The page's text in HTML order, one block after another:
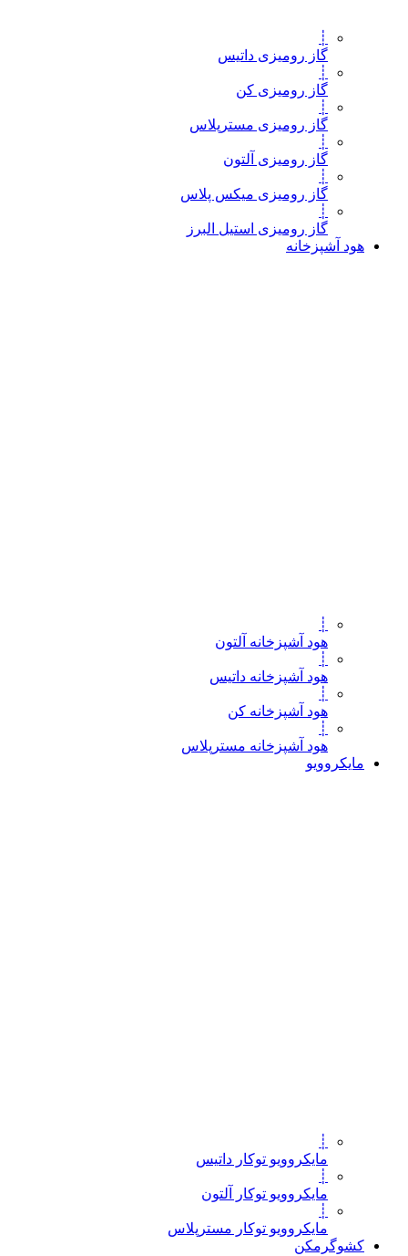
┊
گاز رومیزی داتیس
┊
گاز رومیزی کن
┊
گاز رومیزی مسترپلاس
┊
گاز رومیزی آلتون
┊
گاز رومیزی میکس پلاس
┊
گاز رومیزی استیل البرز
هود آشپزخانه
┊
هود آشپزخانه آلتون
┊
هود آشپزخانه داتیس
┊
هود آشپزخانه کن
┊
هود آشپزخانه مسترپلاس
مایکروویو
┊
مایکروویو توکار داتیس
┊
مایکروویو توکار آلتون
┊
مایکروویو توکار مسترپلاس
کشوگرمکن